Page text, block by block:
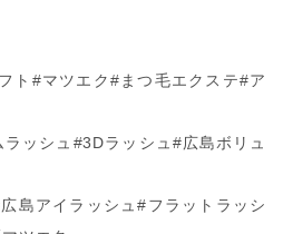
ト#マツエク#まつ毛エクステ#ア
ッシュ#3Dラッシュ#広島ボリュ
島アイラッシュ#フラットラッシ